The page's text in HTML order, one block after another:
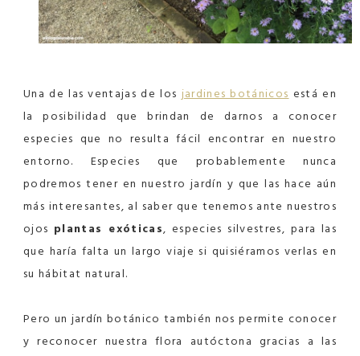
Una de las ventajas de los jardines botánicosestá en
la posibilidad que brindan de darnos a conocer
especies que no resulta fácil encontrar en nuestro
entorno. Especies que probablemente nunca
podremos tener en nuestro jardín y que las hace aún
más interesantes, al saber que tenemos ante nuestros
ojos plantas exóticas, especies silvestres, para las
que haría falta un largo viaje si quisiéramos verlas en
su hábitat natural.
Pero un jardín botánico también nos permite conocer
y reconocer nuestra flora autóctona gracias a las